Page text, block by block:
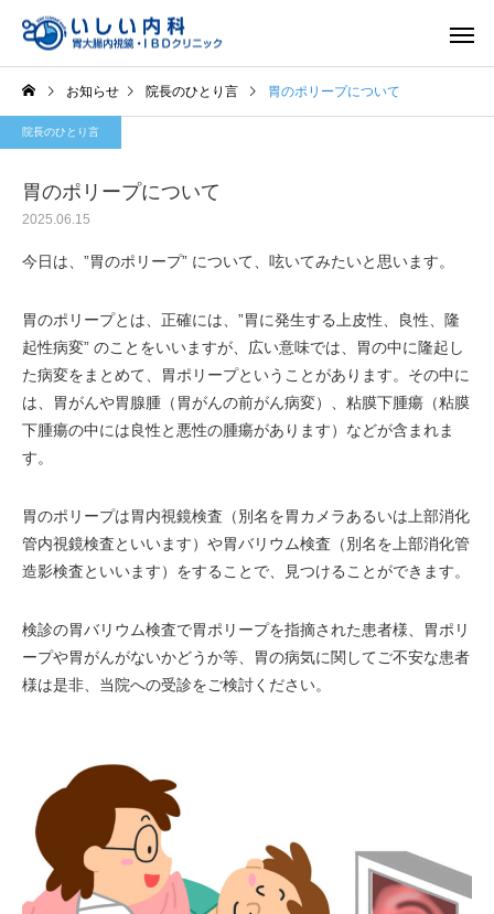
一般内科 胃内視
お知らせ 院長のひとり言 胃のポリープについて
院長のひとり言
胃のポリープについて
2025.06.15
今日は、”胃のポリープ” について、呟いてみたいと思います。
胃のポリープとは、正確には、”胃に発生する上皮性、良性、隆
起性病変” のことをいいますが、広い意味では、胃の中に隆起し
た病変をまとめて、胃ポリープということがあります。その中に
は、胃がんや胃腺腫（胃がんの前がん病変）、粘膜下腫瘍（粘膜
下腫瘍の中には良性と悪性の腫瘍があります）などが含まれま
す。
胃のポリープは胃内視鏡検査（別名を胃カメラあるいは上部消化
管内視鏡検査といいます）や胃バリウム検査（別名を上部消化管
造影検査といいます）をすることで、見つけることができます。
検診の胃バリウム検査で胃ポリープを指摘された患者様、胃ポリ
ープや胃がんがないかどうか等、胃の病気に関してご不安な患者
様は是非、当院への受診をご検討ください。